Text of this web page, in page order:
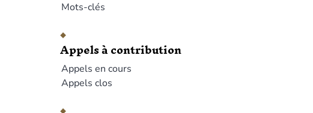
Mots-clés
Appels à contribution
Appels en cours
Appels clos